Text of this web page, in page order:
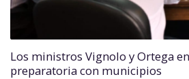
Los ministros Vignolo y Ortega
preparatoria con municipios